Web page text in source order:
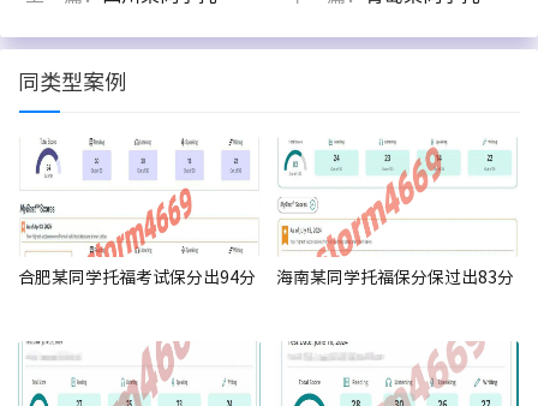
同类型案例
合肥某同学托福考试保分出94分 海南某同学托福保分保过出83分